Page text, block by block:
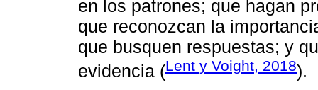
en los patrones; que hagan
que reconozcan la
que busquen respuestas; y
evidencia (Lent y Voight, 2018).